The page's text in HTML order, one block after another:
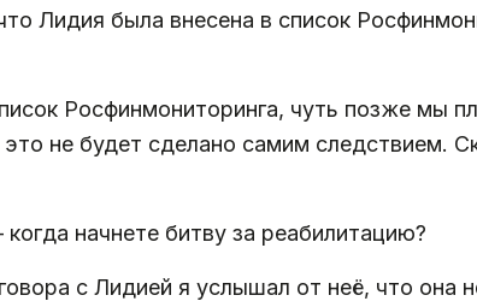
Лидия была внесена в список
Росфинмониторинга, чуть позже мы
это не будет сделано самим следствием.
начнете битву за реабилитацию?
с Лидией я услышал от неё, что она